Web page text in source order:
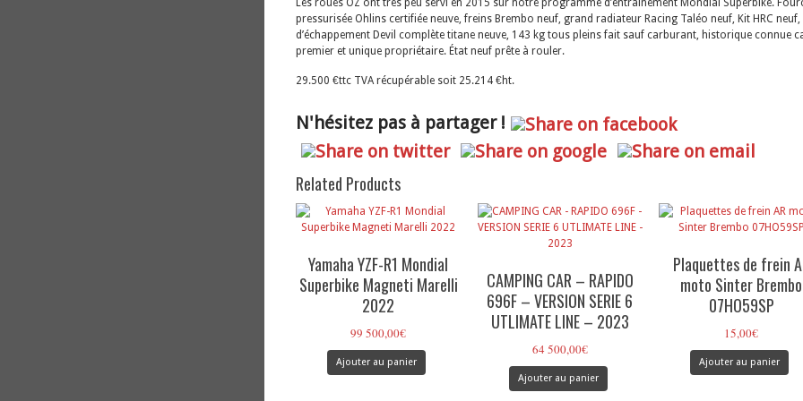
Les roues OZ ont très peu servi en 2015 sur notre programme d’entraînement Mondial Superbike.
pressurisée Ohlins certifiée neuve, freins Brembo neuf, grand radiateur Racing Taléo neuf, Kit HRC neuf,
d’échappement Devil complète titane neuve, 143 kg tous pleins fait sauf carburant, historique connue
premier et unique propriétaire. État neuf prête à rouler.
29.500 €ttc TVA récupérable soit 25.214 €ht.
N'hésitez pas à partager !
Related Products
Yamaha YZF-R1 Mondial
Superbike Magneti Marelli
2022
99 500,00€
Ajouter au panier
CAMPING CAR – RAPIDO
696F – VERSION SERIE 6
UTLIMATE LINE – 2023
64 500,00€
Ajouter au panier
Plaquettes de frein
moto Sinter Brembo
07HO59SP
15,00€
Ajouter au panier